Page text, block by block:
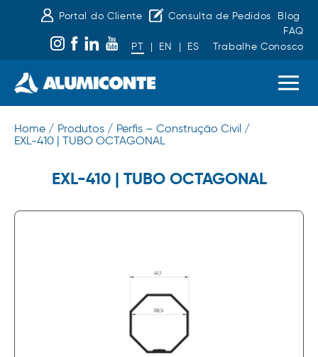
Portal do Cliente Consulta de Pedidos
Blog
FAQ
PT
| EN | ES Trabalhe Conosco
Home / Produtos / Perfis – Construção Civil /
EXL-410 | TUBO OCTAGONAL
EXL-410 | TUBO OCTAGONAL